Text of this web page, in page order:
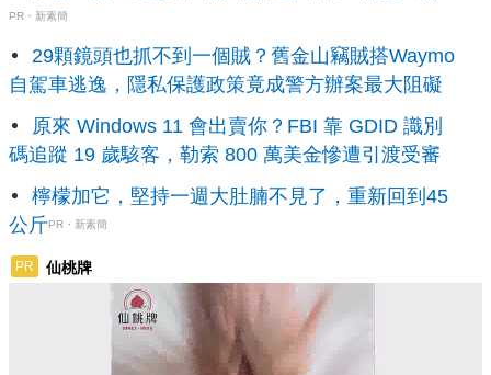
PR・新素簡
29顆鏡頭也抓不到一個賊？舊金山竊賊搭Waymo
自駕車逃逸，隱私保護政策竟成警方辦案最大阻礙
原來 Windows 11 會出賣你？FBI 靠 GDID 識別
碼追蹤 19 歲駭客，勒索 800 萬美金慘遭引渡受審
檸檬加它，堅持一週大肚腩不見了，重新回到45
公斤PR・新素簡
PR 仙桃牌